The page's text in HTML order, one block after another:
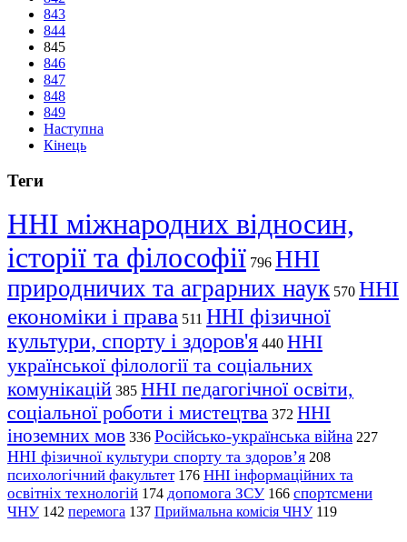
843
844
845
846
847
848
849
Наступна
Кінець
Теги
ННІ міжнародних відносин,
історії та філософії 796 ННІ
природничих та аграрних наук 570 ННІ
економіки і права 511 ННІ фізичної
культури, спорту і здоров'я 440 ННІ
української філології та соціальних
комунікацій 385 ННІ педагогічної освіти,
соціальної роботи і мистецтва 372 ННІ
іноземних мов 336 Російсько-українська війна 227
ННІ фізичної культури спорту та здоров’я 208
психологічний факультет 176 ННІ інформаційних та
освітніх технологій 174 допомога ЗСУ 166 спортсмени
ЧНУ 142 перемога 137 Приймальна комісія ЧНУ 119